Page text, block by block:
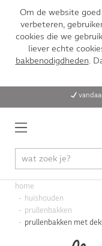
Om de website
verbeteren,
cookies die we
liever echte
bakbenodigdheden.
home
huishouden
prullenbakken
prullenbakken met